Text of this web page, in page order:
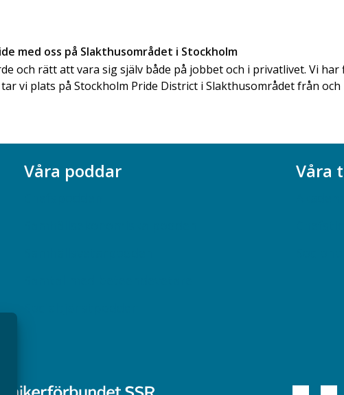
med oss på Slakthusområdet i Stockholm
och rätt att vara sig själv både på jobbet och i privatlivet. Vi har
vi plats på Stockholm Pride District i Slakthusområdet från och
Våra poddar Våra